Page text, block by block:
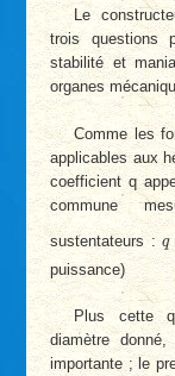
Le
trois questions
stabilité et
organes
Comme les
applicables aux
coefficient q
commune
sustentateurs :q
q
puissance)
Plus cette
diamètre
importante ; le